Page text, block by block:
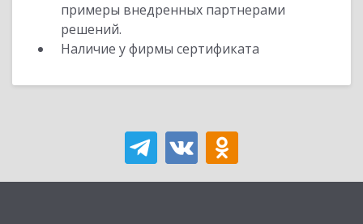
примеры внедренных партнерами
решений.
Наличие у фирмы сертификата